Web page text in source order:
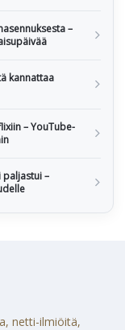
–
kannattaa
– YouTube-
paljastui –
netti-ilmiöitä,